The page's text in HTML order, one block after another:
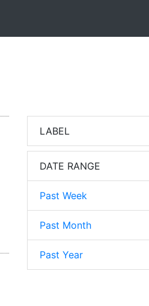
LABEL
DATE RANGE
Past Week
Past Month
Past Year